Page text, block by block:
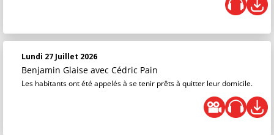
Lundi 27 Juillet 2026
Benjamin Glaise avec Cédric Pain
Les habitants ont été appelés à se tenir prêts à quitter leur domicile.